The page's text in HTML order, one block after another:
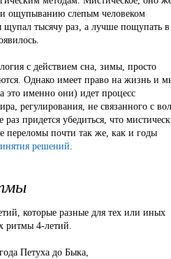
ощупыванию слепым человеком
щупал тысячу раз, а лучше пощупать в
с действием сна, зимы, просто
Однако имеет право на жизнь и
это именно они) идет процесс
регулирования, не связанного с
придется убедиться, что
переломы почти так же, как и годы
решений.
которые разные для тех или иных
ритмы 4-летий.
Петуха до Быка,